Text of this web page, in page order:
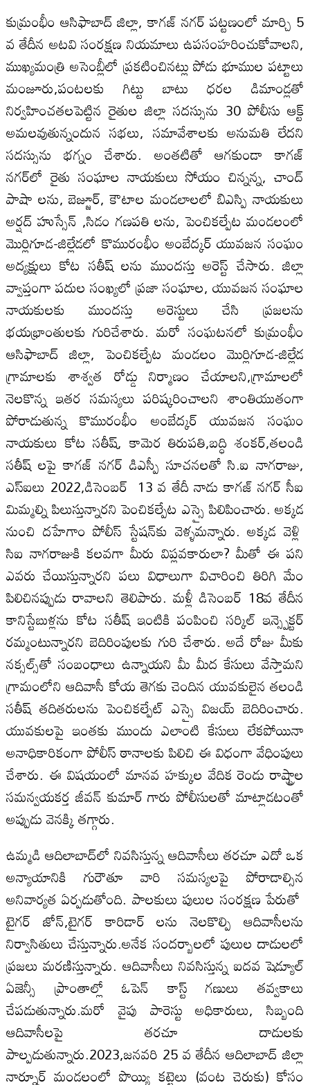
కుమ్రంభీం ఆసిఫాబాద్‌ జిల్లా, కాగజ్‌ నగర్‌ పట్టణంలో మార్చి 5
వ తేదీన అటవి సంరక్షణ నియమాలు ఉపసంహరించుకోవాలని,
ముఖ్యమంత్రి అసెంబ్లీలో ప్రకటించినట్లు పోడు భూముల పట్టాలు
మంజూరు,పంటలకు గిట్టు బాటు ధరల డిమాండ్లతో
నిర్వహించతలపెట్టిన రైతుల జిల్లా సదస్సును 30 పోలీసు ఆక్ట్‌
అమలవుతున్నందున సభలు, సమావేశాలకు అనుమతి లేదని
సదస్సును భగ్నం చేశారు. అంతటితో ఆగకుండా కాగజ్‌
నగర్‌లో రైతు సంఘాల నాయకులు సోయం చిన్నన్న, చాంద్‌
పాషా లను, బెజ్జూర్‌, కౌటాల మండలాలలో బిఎస్పి నాయకులు
అర్షద్‌ హుస్సేన్‌ ,సిడం గణపతి లను, పెంచికల్పేట మండలంలో
మొర్లిగూడ-జిల్లేడలో కొమురంభీం అంబేద్కర్‌ యువజన సంఘం
అద్యక్షులు కోట సతీష్‌ లను ముందస్తు అరెస్ట్‌ చేసారు. జిల్లా
వ్వాప్తంగా పదుల సంఖ్యలో ప్రజా సంఘాల, యువజన సంఘాల
నాయకులకు ముందస్తు అరెస్టులు చేసి ప్రజలను
భయభ్రాంతులకు గురిచేశారు. మరో సంఘటనలో కుమ్రంభీం
ఆసిఫాబాద్‌ జిల్లా, పెంచికల్పేట మండలం మొర్లిగూడ-జిల్లేడ
గ్రామాలకు శాశ్వత రోడ్డు నిర్మాణం చేయాలని,గ్రామాలలో
నెలకొన్న ఇతర సమస్యలు పరిష్కరించాలని శాంతియుతంగా
పోరాడుతున్న కొమురంభీం అంబేద్కర్‌ యువజన సంఘం
నాయకులు కోట సతీష్‌, కామెర తిరుపతి,బద్ధి శంకర్‌,తలండి
సతీష్‌ లపై కాగజ్‌ నగర్‌ డిఎస్పీ సూచనలతో సి.ఐ నాగరాజు,
ఎస్‌ఐలు 2022,డిసెంబర్‌ 13 వ తేదీ నాడు కాగజ్‌ నగర్‌ సీఐ
మిమ్మల్ని పిలుస్తున్నారని పెంచికల్పేట ఎస్సై పిలిపించారు. అక్కడ
నుంచి దహేగాం పోలీస్‌ స్టేషన్‌కు వెళ్ళమన్నారు. అక్కడ వెళ్లి
సిఐ నాగరాజుకి కలవగా మీరు విప్లవకారులా? మీతో ఈ పని
ఎవరు చేయిస్తున్నారని పలు విధాలుగా విచారించి తిరిగి మేం
పిలిచినప్పుడు రావాలని తెలిపారు. మళ్లీ డిసెంబర్‌ 18వ తేదీన
కానిస్టేబుళ్లను కోట సతీష్‌ ఇంటికి పంపించి సర్కిల్‌ ఇన్స్పెక్టర్‌
రమ్మంటున్నారని బెదిరింపులకు గురి చేశారు. అదే రోజు మీకు
నక్సల్స్‌తో సంబంధాలు ఉన్నాయని మీ మీద కేసులు వేస్తామని
గ్రామంలోని ఆదివాసీ కోయ తెగకు చెందిన యువకులైన తలండి
సతీష్‌ తదితరులను పెంచికల్పేట్‌ ఎస్సై విజయ్‌ బెదిరించారు.
యువకులపై ఇంతకు ముందు ఎలాంటి కేసులు లేకపోయినా
అనాధికారికంగా పోలీస్‌ ఠానాలకు పిలిచి ఈ విధంగా వేధింపులు
చేశారు. ఈ విషయంలో మానవ హక్కుల వేదిక రెండు రాష్ట్రాల
సమన్వయకర్త జీవన్‌ కుమార్‌ గారు పోలీసులతో మాట్లాడటంతో
అప్పుడు వెనక్కి తగ్గారు.
ఉమ్మడి ఆదిలాబాద్‌లో నివసిస్తున్న ఆదివాసీలు తరచూ ఎదో ఒక
అన్యాయానికి గురౌతూ వారి సమస్యలపై పోరాడాల్సిన
అనివార్యత ఏర్పడుతోంది. పాలకులు పులుల సంరక్షణ పేరుతో
టైగర్‌ జోన్‌,టైగర్‌ కారిడార్‌ లను నెలకొల్పి ఆదివాసీలను
నిర్వాసితులు చేస్తున్నారు.అనేక సందర్బాలలో పులుల దాడులలో
ప్రజలు మరణిస్తున్నారు. ఆదివాసీలు నివసిస్తున్న ఐదవ షెడ్యూల్‌
ఏజెన్సీ ప్రాంతాల్లో ఓపెన్‌ కాస్ట్‌ గణులు తవ్వకాలు
చేపడుతున్నారు.మరో వైపు పారెస్టు అధికారులు, సిబ్బంది
ఆదివాసీలపై తరచూ దాడులకు
పాల్పడుతున్నారు.2023,జనవరి 25 వ తేదీన ఆదిలాబాద్‌ జిల్లా
నార్నూర్‌ మండలంలో పొయ్యి కట్టెలు (వంట చెరుకు) కోసం